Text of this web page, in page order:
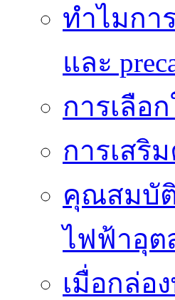
ทำไมกา
และ
การเลือ
การเสริ
คุณสมบัติ
ไฟฟ้าอุต
เมื่อกล่อ